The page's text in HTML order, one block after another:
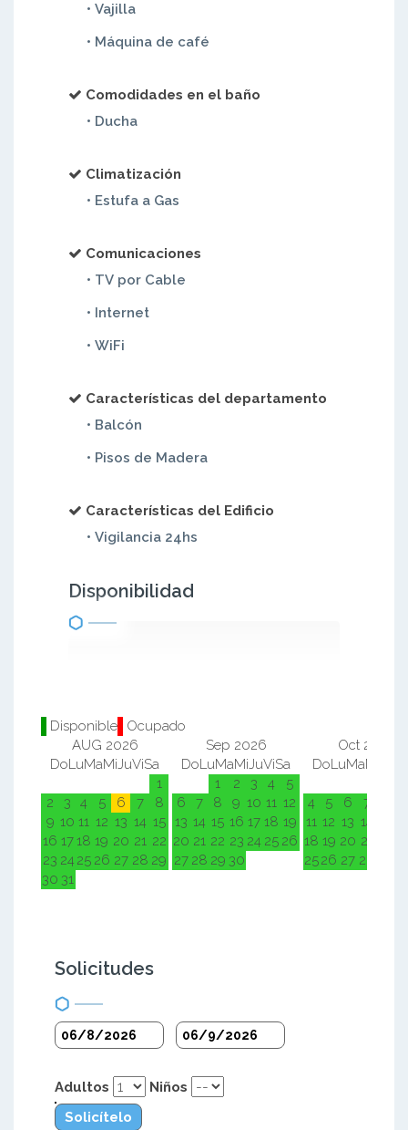
• Vajilla
• Máquina de café
Comodidades en el baño
• Ducha
Climatización
• Estufa a Gas
Comunicaciones
• TV por Cable
• Internet
• WiFi
Características del departamento
• Balcón
• Pisos de Madera
Características del Edificio
• Vigilancia 24hs
Disponibilidad
Disponible
Ocupado
AUG 2026
DoLuMaMiJuViSa
1
2
3 4 5 6 7
8
9 10 11 12 13 14 15
16 1718 19 20 21 22
23 24 25 26 27 28 29
30 31
Sep 2026
DoLuMaMiJuViSa
1
2 3 4
5
6
7 8 9 10 11 12
13 14 15 16 17 18 19
20 21 22 23 24 25 26
27 28 29 30
Oct 2026
DoLuMaMi
4
5 6 7
11 12 13 14
18 19 20 21
2526 27 28
Solicitudes
Adultos
Niños
Solicítelo